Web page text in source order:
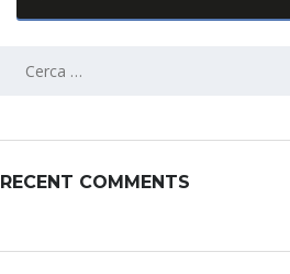
RECENT COMMENTS